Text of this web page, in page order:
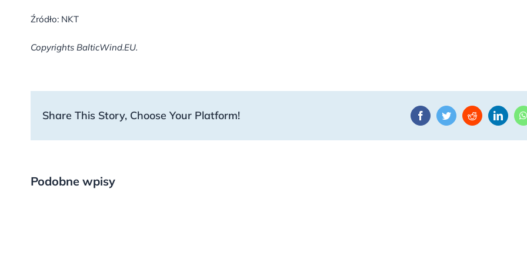
Źródło: NKT
Copyrights BalticWind.EU.
Share This Story, Choose Your Platform! FacebookTwitterReddit
Podobne wpisy